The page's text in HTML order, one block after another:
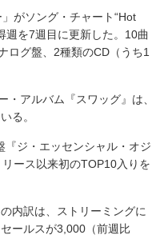
がソング・チャート“Hot
週を7週目に更新した。10曲
ログ盤、2種類のCD（うち1
アルバム『スワッグ』は、
る。
ジ・エッセンシャル・オジ
ース以来初のTOP10入りを
内訳は、ストリーミングに
ールスが3,000（前週比